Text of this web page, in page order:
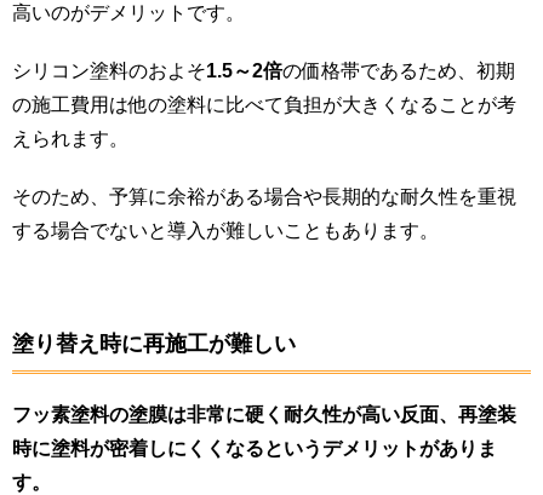
高いのがデメリットです。
シリコン塗料のおよそ1.5～2倍の価格帯であるため、初期
の施工費用は他の塗料に比べて負担が大きくなることが考
えられます。
そのため、予算に余裕がある場合や長期的な耐久性を重視
する場合でないと導入が難しいこともあります​。
塗り替え時に再施工が難しい
フッ素塗料の塗膜は非常に硬く耐久性が高い反面、再塗装
時に塗料が密着しにくくなるというデメリットがありま
す。